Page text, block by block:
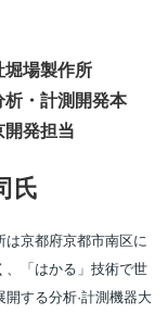
堀場製作所
・計測開発本
発担当
氏
は京都府京都市南区に
、「はかる」技術で世
開する分析·計測機器大